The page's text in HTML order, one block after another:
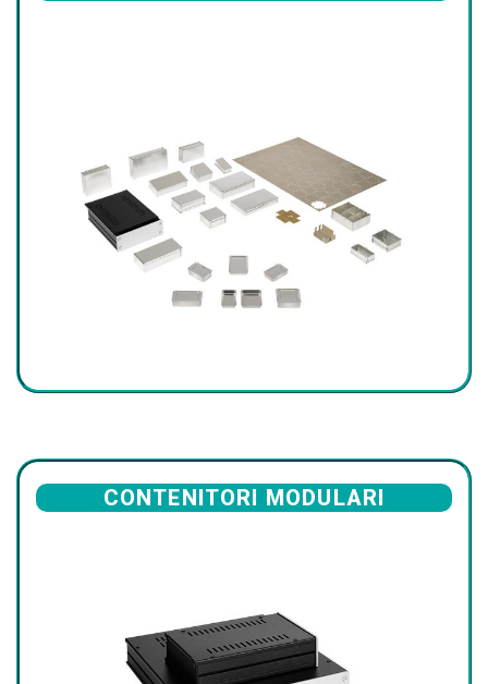
CONTENITORI MODULARI